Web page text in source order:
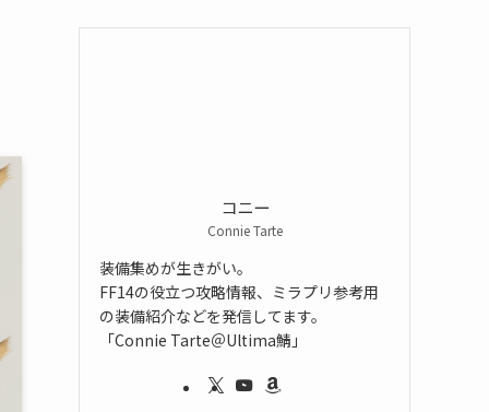
コニー
Connie Tarte
装備集めが生きがい。
FF14の役立つ攻略情報、ミラプリ参考用
の装備紹介などを発信してます。
「Connie Tarte＠Ultima鯖」